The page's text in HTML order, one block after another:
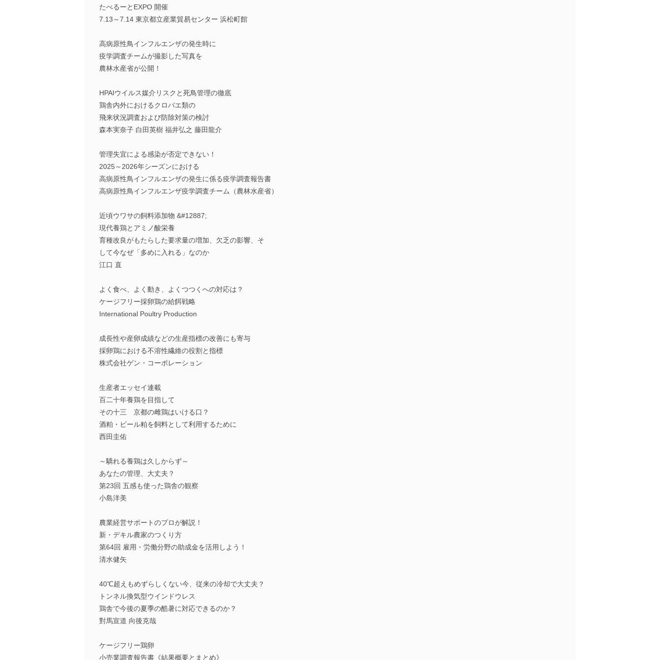
たべるーとEXPO 開催
7.13～7.14 東京都立産業貿易センター 浜松町館
高病原性鳥インフルエンザの発生時に
疫学調査チームが撮影した写真を
農林水産省が公開！
HPAIウイルス媒介リスクと死鳥管理の徹底
鶏舎内外におけるクロバエ類の
飛来状況調査および防除対策の検討
森本実奈子 白田英樹 福井弘之 藤田龍介
管理失宜による感染が否定できない！
2025～2026年シーズンにおける
高病原性鳥インフルエンザの発生に係る疫学調査報告書
高病原性鳥インフルエンザ疫学調査チーム（農林水産省）
近頃ウワサの飼料添加物 &#12887;
現代養鶏とアミノ酸栄養
育種改良がもたらした要求量の増加、欠乏の影響、そ
して今なぜ「多めに入れる」なのか
江口 直
よく食べ、よく動き、よくつつくへの対応は？
ケージフリー採卵鶏の給餌戦略
International Poultry Production
成長性や産卵成績などの生産指標の改善にも寄与
採卵鶏における不溶性繊維の役割と指標
株式会社ゲン・コーポレーション
生産者エッセイ連載
百二十年養鶏を目指して
その十三 京都の雌鶏はいける口？
酒粕・ビール粕を飼料として利用するために
西田圭佑
～驕れる養鶏は久しからず～
あなたの管理、大丈夫？
第23回 五感も使った鶏舎の観察
小島洋美
農業経営サポートのプロが解説！
新・デキル農家のつくり方
第64回 雇用・労働分野の助成金を活用しよう！
清水健矢
40℃超えもめずらしくない今、従来の冷却で大丈夫？
トンネル換気型ウインドウレス
鶏舎で今後の夏季の酷暑に対応できるのか？
對馬宣道 向後克哉
ケージフリー鶏卵
小売業調査報告書《結果概要とまとめ》